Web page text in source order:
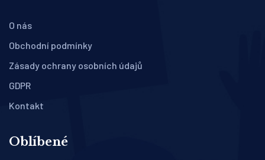
O nás
Obchodní podmínky
Zásady ochrany osobních údajů
GDPR
Kontakt
Oblíbené